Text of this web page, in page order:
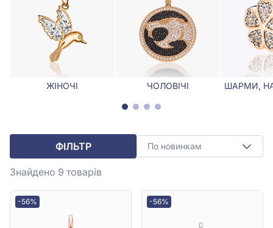
ЖІНОЧІ ЧОЛОВІЧІ ШАРМИ,
ФІЛЬТР По новинкам
Знайдено 9 товарів
-56% -56%